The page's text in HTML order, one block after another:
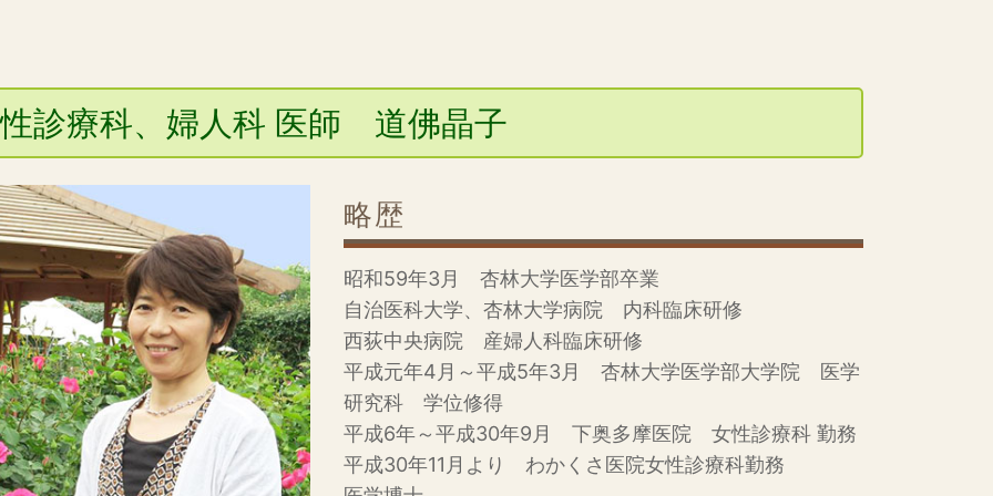
診療科、婦人科 医師 道佛晶子
略歴
昭和59年3月 杏林大学医学部卒業
自治医科大学、杏林大学病院 内科臨床研修
西荻中央病院 産婦人科臨床研修
平成元年4月～平成5年3月 杏林大学医学部大学院 医学
研究科 学位修得
平成6年～平成30年9月 下奥多摩医院 女性診療科 勤務
平成30年11月より わかくさ医院女性診療科勤務